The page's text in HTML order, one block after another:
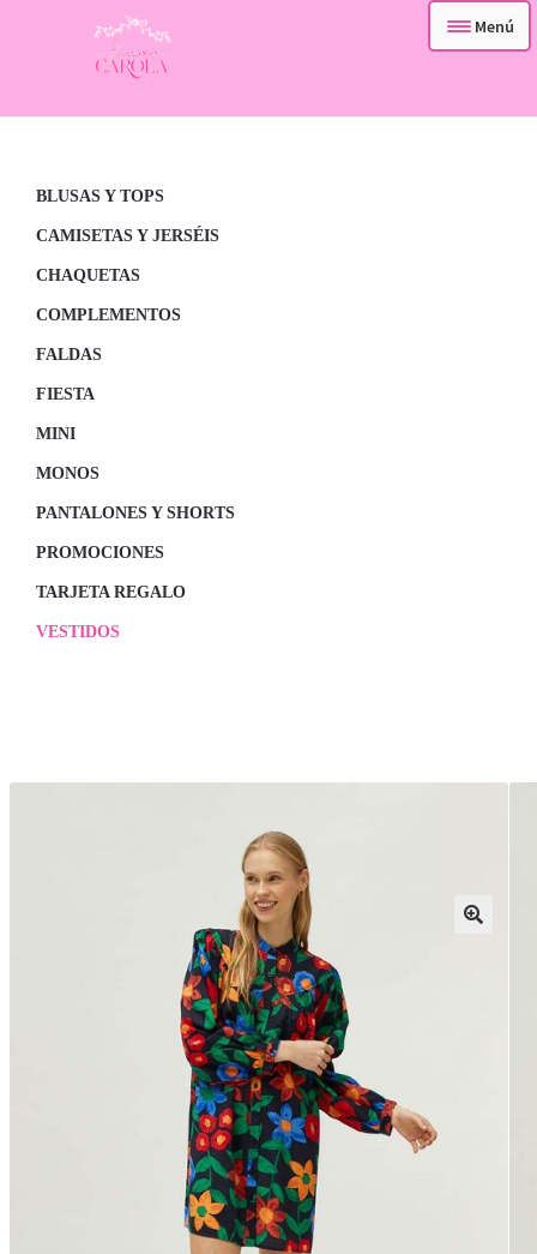
navegación
Menú
BLUSAS Y TOPS
CAMISETAS Y JERSÉIS
CHAQUETAS
COMPLEMENTOS
FALDAS
FIESTA
MINI
MONOS
PANTALONES Y SHORTS
PROMOCIONES
TARJETA REGALO
VESTIDOS